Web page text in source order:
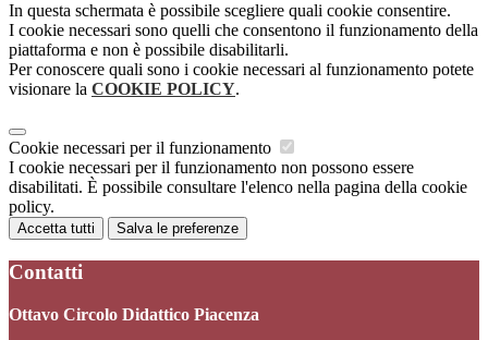
In questa schermata è possibile scegliere quali cookie consentire.
I cookie necessari sono quelli che consentono il funzionamento della
piattaforma e non è possibile disabilitarli.
Per conoscere quali sono i cookie necessari al funzionamento potete
visionare la COOKIE POLICY.
Cookie necessari per il funzionamento
I cookie necessari per il funzionamento non possono essere
disabilitati. È possibile consultare l'elenco nella pagina della cookie
policy.
Accetta tutti Salva le preferenze
Contatti
Ottavo Circolo Didattico Piacenza